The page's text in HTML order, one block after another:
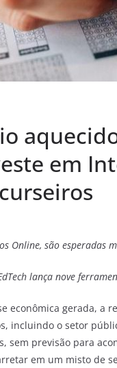
em
Online, são esperadas
lança nove
econômica gerada, a
incluindo o setor
sem previsão para
em um misto de